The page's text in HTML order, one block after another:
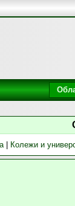
| Колежи и